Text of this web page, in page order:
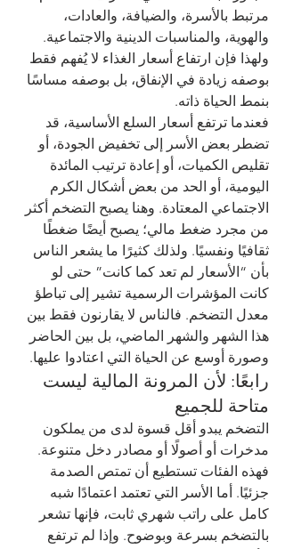
مرتبط بالأسرة، والضيافة، والعادات،
والهوية، والمناسبات الدينية والاجتماعية.
ولهذا فإن ارتفاع أسعار الغذاء لا يُفهم فقط
بوصفه زيادة في الإنفاق، بل بوصفه مساسًا
بنمط الحياة ذاته.
فعندما ترتفع أسعار السلع الأساسية، قد
تضطر بعض الأسر إلى تخفيض الجودة، أو
تقليص الكميات، أو إعادة ترتيب المائدة
اليومية، أو الحد من بعض أشكال الكرم
الاجتماعي المعتادة. وهنا يصبح التضخم أكثر
من مجرد ضغط مالي؛ يصبح أيضًا ضغطًا
ثقافيًا ونفسيًا. ولذلك كثيرًا ما يشعر الناس
بأن “الأسعار لم تعد كما كانت” حتى لو
كانت المؤشرات الرسمية تشير إلى تباطؤ
معدل التضخم. فالناس لا يقارنون فقط بين
هذا الشهر والشهر الماضي، بل بين الحاضر
وصورة أوسع عن الحياة التي اعتادوا عليها.
رابعًا: لأن المرونة المالية ليست
متاحة للجميع
التضخم يبدو أقل قسوة لدى من يملكون
مدخرات أو أصولًا أو مصادر دخل متنوعة.
فهذه الفئات تستطيع أن تمتص الصدمة
جزئيًا. أما الأسر التي تعتمد اعتمادًا شبه
كامل على راتب شهري ثابت، فإنها تشعر
بالتضخم بسرعة وبوضوح. وإذا لم ترتفع